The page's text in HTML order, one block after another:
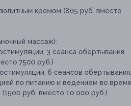
кремом (805 руб. вместо
массаж):
3 сеанса обертывания,
7500 руб.)
6 сеансов обертывания,
по питанию и ведением во время
руб. вместо 10 000 руб.)